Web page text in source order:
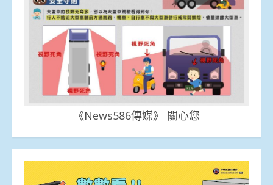
《News586傳媒》 關心您